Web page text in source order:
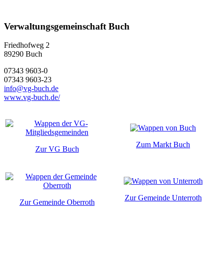
Verwaltungsgemeinschaft Buch
Friedhofweg 2
89290 Buch
07343 9603-0
07343 9603-23
info@vg-buch.de
www.vg-buch.de/
Zur VG Buch
Zum Markt Buch
Zur Gemeinde Oberroth
Zur Gemeinde Unterroth